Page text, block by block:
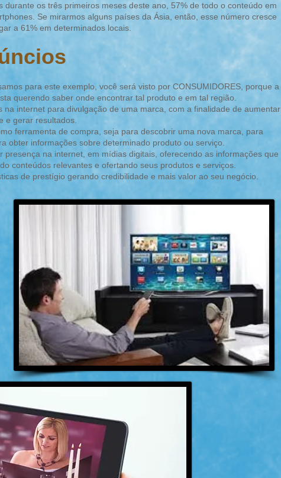
os três primeiros meses deste ano, 57% de todo o conteúdo em
Se mirarmos alguns países da Ásia, então, esse número cresce
a 61% em determinados locais.
para este exemplo, você será visto por CONSUMIDORES, porque a
querendo saber onde encontrar tal produto e em tal região.
internet para divulgação de uma marca, com a finalidade de aumentar
e gerar resultados.
ferramenta de compra, seja para descobrir uma nova marca, para
obter informações sobre determinado produto ou serviço.
na internet, em mídias digitais, oferecendo as informações que
conteúdos relevantes e ofertando seus produtos e serviços.
de prestígio gerando credibilidade e mais valor ao seu negócio.